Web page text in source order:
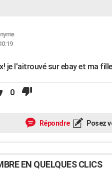
je l'aitrouvé sur ebay et ma
0
Répondre Posez
EN QUELQUES CLICS